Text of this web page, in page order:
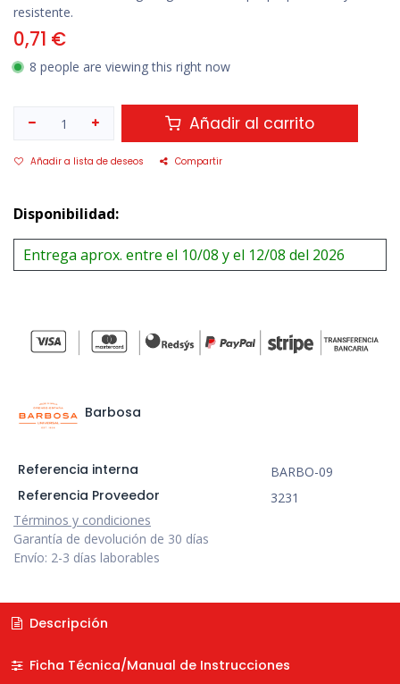
resistente.
0,71 €
8 people are viewing this right now
Añadir al carrito
Añadir a lista de deseos Compartir
Disponibilidad:
Entrega aprox. entre el 10/08 y el 12/08 del 2026
Barbosa
Referencia interna BARBO-09
Referencia Proveedor
3231
Términos y condiciones
Garantía de devolución de 30 días
Envío: 2-3 días laborables
Descripción
Ficha Técnica/Manual de Instrucciones